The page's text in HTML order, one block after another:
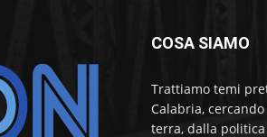
COSA SIAMO
Trattiamo temi
Calabria,
terra, dalla